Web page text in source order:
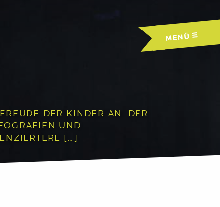
MENÜ
DER KINDER AN. DER
UND
[…]